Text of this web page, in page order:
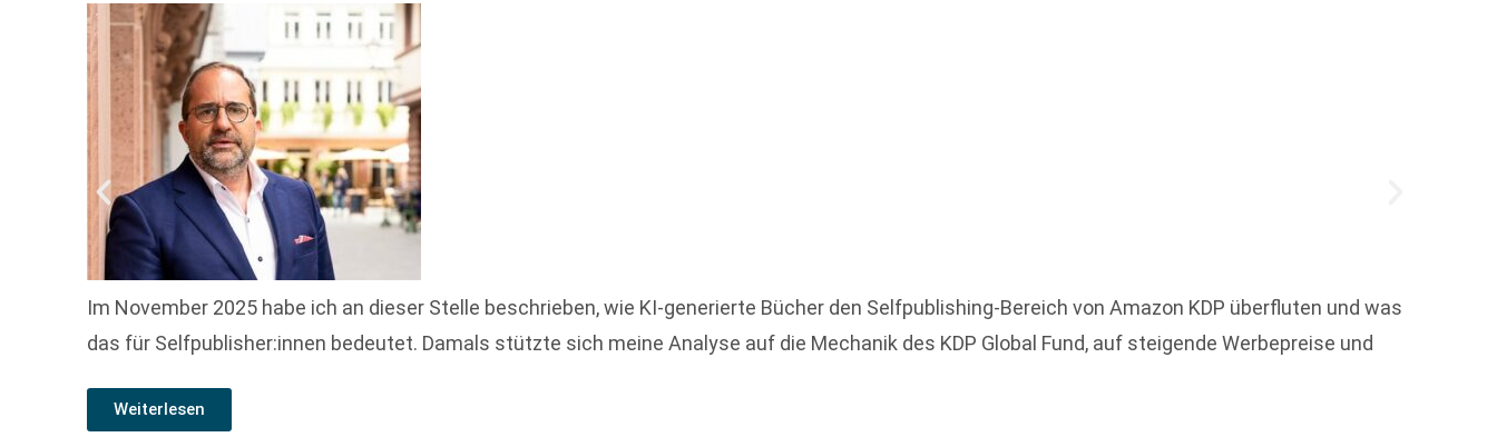
Im November 2025 habe ich an dieser Stelle beschrieben, wie KI-generierte Bücher den Selfpublishing-Bereich von Amazon KDP überfluten und was
das für Selfpublisher:innen bedeutet. Damals stützte sich meine Analyse auf die Mechanik des KDP Global Fund, auf steigende Werbepreise und
Weiterlesen